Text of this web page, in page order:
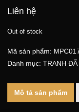
Liên hệ
Out of stock
Mã sản phẩm:
Danh mục: TRANH ĐÃ
Mô tả sản phẩm